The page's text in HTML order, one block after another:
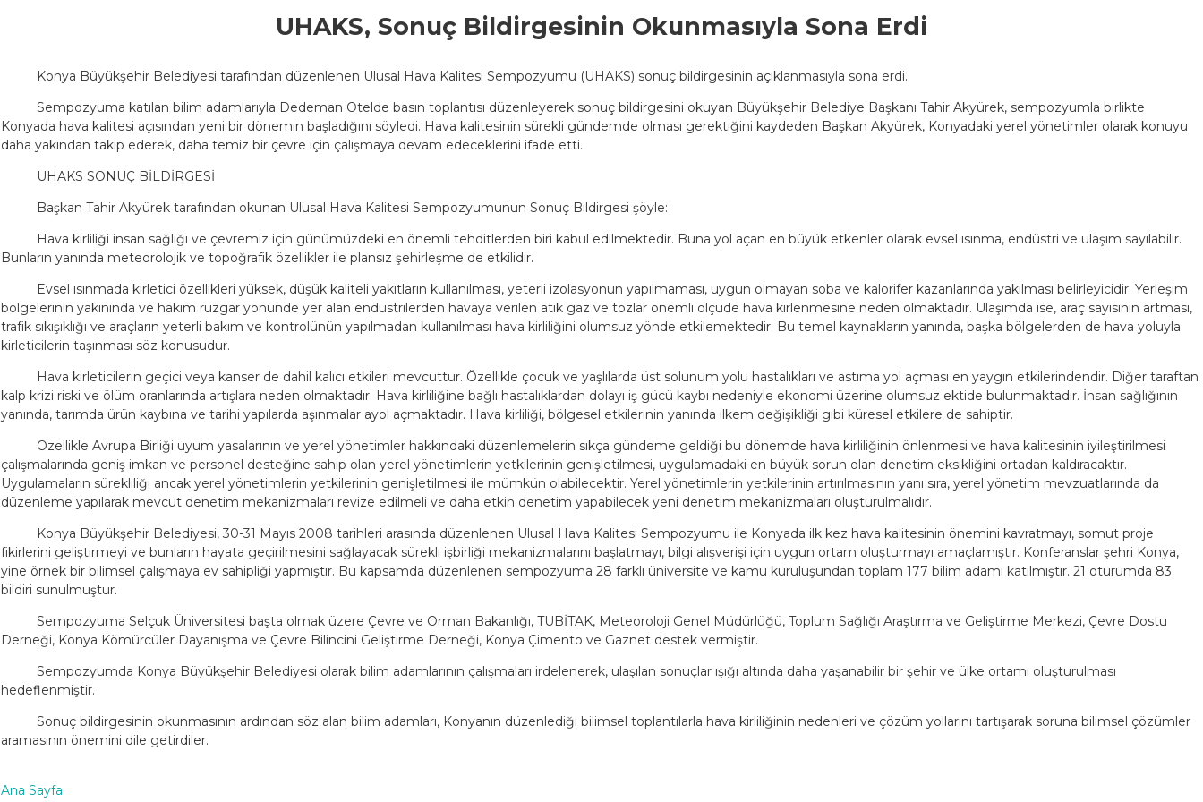
UHAKS, Sonuç Bildirgesinin Okunmasıyla Sona Erdi
Konya Büyükşehir Belediyesi tarafından düzenlenen Ulusal Hava Kalitesi Sempozyumu (UHAKS) sonuç bildirgesinin açıklanmasıyla sona erdi.
Sempozyuma katılan bilim adamlarıyla Dedeman Otelde basın toplantısı düzenleyerek sonuç bildirgesini okuyan Büyükşehir Belediye Başkanı Tahir Akyürek, sempozyumla birlikte
Konyada hava kalitesi açısından yeni bir dönemin başladığını söyledi. Hava kalitesinin sürekli gündemde olması gerektiğini kaydeden Başkan Akyürek, Konyadaki yerel yönetimler olarak konuyu
daha yakından takip ederek, daha temiz bir çevre için çalışmaya devam edeceklerini ifade etti.
UHAKS SONUÇ BİLDİRGESİ
Başkan Tahir Akyürek tarafından okunan Ulusal Hava Kalitesi Sempozyumunun Sonuç Bildirgesi şöyle:
Hava kirliliği insan sağlığı ve çevremiz için günümüzdeki en önemli tehditlerden biri kabul edilmektedir. Buna yol açan en büyük etkenler olarak evsel ısınma, endüstri ve ulaşım sayılabilir.
Bunların yanında meteorolojik ve topoğrafik özellikler ile plansız şehirleşme de etkilidir.
Evsel ısınmada kirletici özellikleri yüksek, düşük kaliteli yakıtların kullanılması, yeterli izolasyonun yapılmaması, uygun olmayan soba ve kalorifer kazanlarında yakılması belirleyicidir. Yerleşim
bölgelerinin yakınında ve hakim rüzgar yönünde yer alan endüstrilerden havaya verilen atık gaz ve tozlar önemli ölçüde hava kirlenmesine neden olmaktadır. Ulaşımda ise, araç sayısının artması,
trafik sıkışıklığı ve araçların yeterli bakım ve kontrolünün yapılmadan kullanılması hava kirliliğini olumsuz yönde etkilemektedir. Bu temel kaynakların yanında, başka bölgelerden de hava yoluyla
kirleticilerin taşınması söz konusudur.
Hava kirleticilerin geçici veya kanser de dahil kalıcı etkileri mevcuttur. Özellikle çocuk ve yaşlılarda üst solunum yolu hastalıkları ve astıma yol açması en yaygın etkilerindendir. Diğer taraftan
kalp krizi riski ve ölüm oranlarında artışlara neden olmaktadır. Hava kirliliğine bağlı hastalıklardan dolayı iş gücü kaybı nedeniyle ekonomi üzerine olumsuz ektide bulunmaktadır. İnsan sağlığının
yanında, tarımda ürün kaybına ve tarihi yapılarda aşınmalar ayol açmaktadır. Hava kirliliği, bölgesel etkilerinin yanında ilkem değişikliği gibi küresel etkilere de sahiptir.
Özellikle Avrupa Birliği uyum yasalarının ve yerel yönetimler hakkındaki düzenlemelerin sıkça gündeme geldiği bu dönemde hava kirliliğinin önlenmesi ve hava kalitesinin iyileştirilmesi
çalışmalarında geniş imkan ve personel desteğine sahip olan yerel yönetimlerin yetkilerinin genişletilmesi, uygulamadaki en büyük sorun olan denetim eksikliğini ortadan kaldıracaktır.
Uygulamaların sürekliliği ancak yerel yönetimlerin yetkilerinin genişletilmesi ile mümkün olabilecektir. Yerel yönetimlerin yetkilerinin artırılmasının yanı sıra, yerel yönetim mevzuatlarında da
düzenleme yapılarak mevcut denetim mekanizmaları revize edilmeli ve daha etkin denetim yapabilecek yeni denetim mekanizmaları oluşturulmalıdır.
Konya Büyükşehir Belediyesi, 30-31 Mayıs 2008 tarihleri arasında düzenlenen Ulusal Hava Kalitesi Sempozyumu ile Konyada ilk kez hava kalitesinin önemini kavratmayı, somut proje
fikirlerini geliştirmeyi ve bunların hayata geçirilmesini sağlayacak sürekli işbirliği mekanizmalarını başlatmayı, bilgi alışverişi için uygun ortam oluşturmayı amaçlamıştır. Konferanslar şehri Konya,
yine örnek bir bilimsel çalışmaya ev sahipliği yapmıştır. Bu kapsamda düzenlenen sempozyuma 28 farklı üniversite ve kamu kuruluşundan toplam 177 bilim adamı katılmıştır. 21 oturumda 83
bildiri sunulmuştur.
Sempozyuma Selçuk Üniversitesi başta olmak üzere Çevre ve Orman Bakanlığı, TUBİTAK, Meteoroloji Genel Müdürlüğü, Toplum Sağlığı Araştırma ve Geliştirme Merkezi, Çevre Dostu
Derneği, Konya Kömürcüler Dayanışma ve Çevre Bilincini Geliştirme Derneği, Konya Çimento ve Gaznet destek vermiştir.
Sempozyumda Konya Büyükşehir Belediyesi olarak bilim adamlarının çalışmaları irdelenerek, ulaşılan sonuçlar ışığı altında daha yaşanabilir bir şehir ve ülke ortamı oluşturulması
hedeflenmiştir.
Sonuç bildirgesinin okunmasının ardından söz alan bilim adamları, Konyanın düzenlediği bilimsel toplantılarla hava kirliliğinin nedenleri ve çözüm yollarını tartışarak soruna bilimsel çözümler
aramasının önemini dile getirdiler.
Ana Sayfa